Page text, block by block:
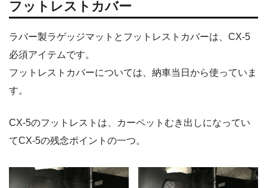
フットレストカバー
ラバー製ラゲッジマットとフットレストカバーは、CX-5
必須アイテムです。
フットレストカバーについては、納車当日から使っていま
す。
CX-5のフットレストは、カーペットむき出しになってい
てCX-5の残念ポイントの一つ。